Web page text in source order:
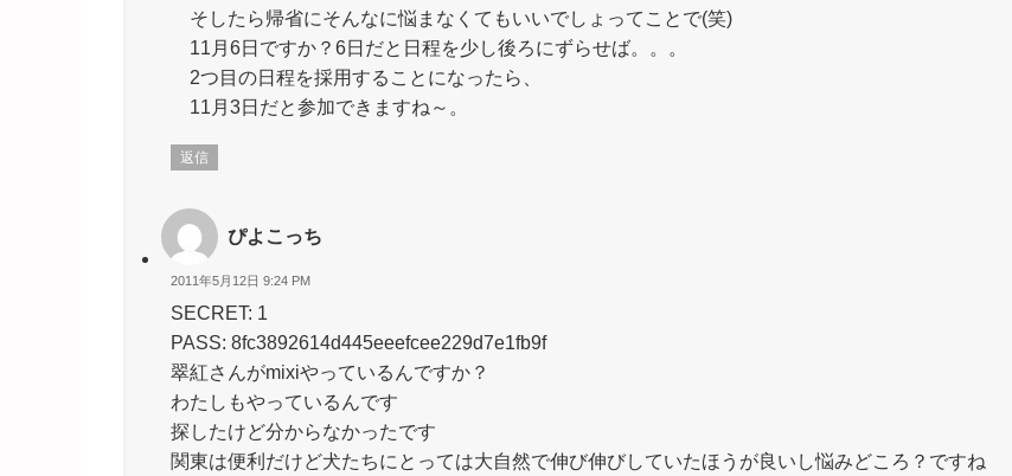
そしたら帰省にそんなに悩まなくてもいいでしょってことで(笑)
11月6日ですか？6日だと日程を少し後ろにずらせば。。。
2つ目の日程を採用することになったら、
11月3日だと参加できますね～。
返信
ぴよこっち
2011年5月12日 9:24 PM
SECRET: 1
PASS: 8fc3892614d445eeefcee229d7e1fb9f
翠紅さんがmixiやっているんですか？
わたしもやっているんです
探したけど分からなかったです
関東は便利だけど犬たちにとっては大自然で伸び伸びしていたほうが良いし悩みどころ？ですね